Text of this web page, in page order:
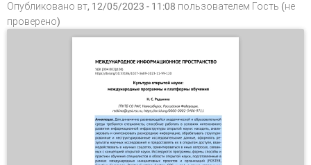
Опубликовано вт, 12/05/2023 - 11:08 пользователем Гость (не
проверено)